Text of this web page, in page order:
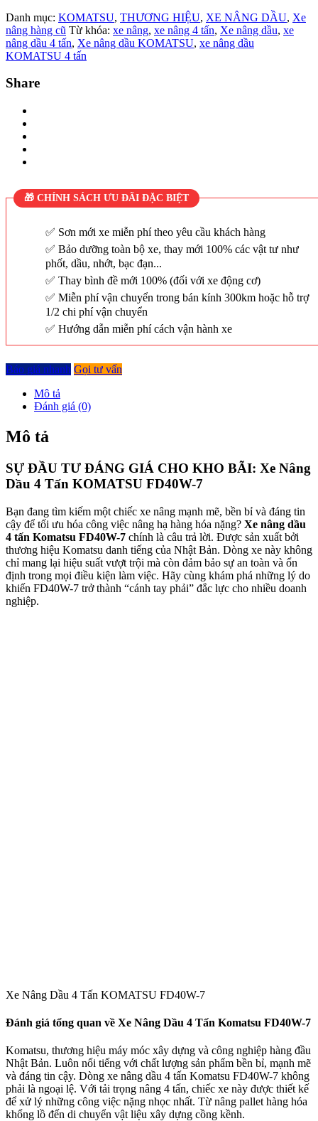
Danh mục: KOMATSU, THƯƠNG HIỆU, XE NÂNG DẦU, Xe
nâng hàng cũ Từ khóa: xe nâng, xe nâng 4 tấn, Xe nâng dầu, xe
nâng dầu 4 tấn, Xe nâng dầu KOMATSU, xe nâng dầu
KOMATSU 4 tấn
Share
🎁 CHÍNH SÁCH ƯU ĐÃI ĐẶC BIỆT
Sơn mới xe miễn phí theo yêu cầu khách hàng
Bảo dưỡng toàn bộ xe, thay mới 100% các vật tư như
phốt, dầu, nhớt, bạc đạn...
Thay bình đề mới 100% (đối với xe động cơ)
Miễn phí vận chuyển trong bán kính 300km hoặc hỗ trợ
1/2 chi phí vận chuyển
Hướng dẫn miễn phí cách vận hành xe
Báo giá nhanh Gọi tư vấn
Mô tả
Đánh giá (0)
Mô tả
SỰ ĐẦU TƯ ĐÁNG GIÁ CHO KHO BÃI: Xe Nâng
Dầu 4 Tấn KOMATSU FD40W-7
Bạn đang tìm kiếm một chiếc xe nâng mạnh mẽ, bền bỉ và đáng tin
cậy để tối ưu hóa công việc nâng hạ hàng hóa nặng? Xe nâng dầu
4 tấn Komatsu FD40W-7 chính là câu trả lời. Được sản xuất bởi
thương hiệu Komatsu danh tiếng của Nhật Bản. Dòng xe này không
chỉ mang lại hiệu suất vượt trội mà còn đảm bảo sự an toàn và ổn
định trong mọi điều kiện làm việc. Hãy cùng khám phá những lý do
khiến FD40W-7 trở thành “cánh tay phải” đắc lực cho nhiều doanh
nghiệp.
Xe Nâng Dầu 4 Tấn KOMATSU FD40W-7
Đánh giá tổng quan về Xe Nâng Dầu 4 Tấn Komatsu FD40W-7
Komatsu, thương hiệu máy móc xây dựng và công nghiệp hàng đầu
Nhật Bản. Luôn nổi tiếng với chất lượng sản phẩm bền bỉ, mạnh mẽ
và đáng tin cậy. Dòng xe nâng dầu 4 tấn Komatsu FD40W-7 không
phải là ngoại lệ. Với tải trọng nâng 4 tấn, chiếc xe này được thiết kế
để xử lý những công việc nặng nhọc nhất. Từ nâng pallet hàng hóa
khổng lồ đến di chuyển vật liệu xây dựng cồng kềnh.